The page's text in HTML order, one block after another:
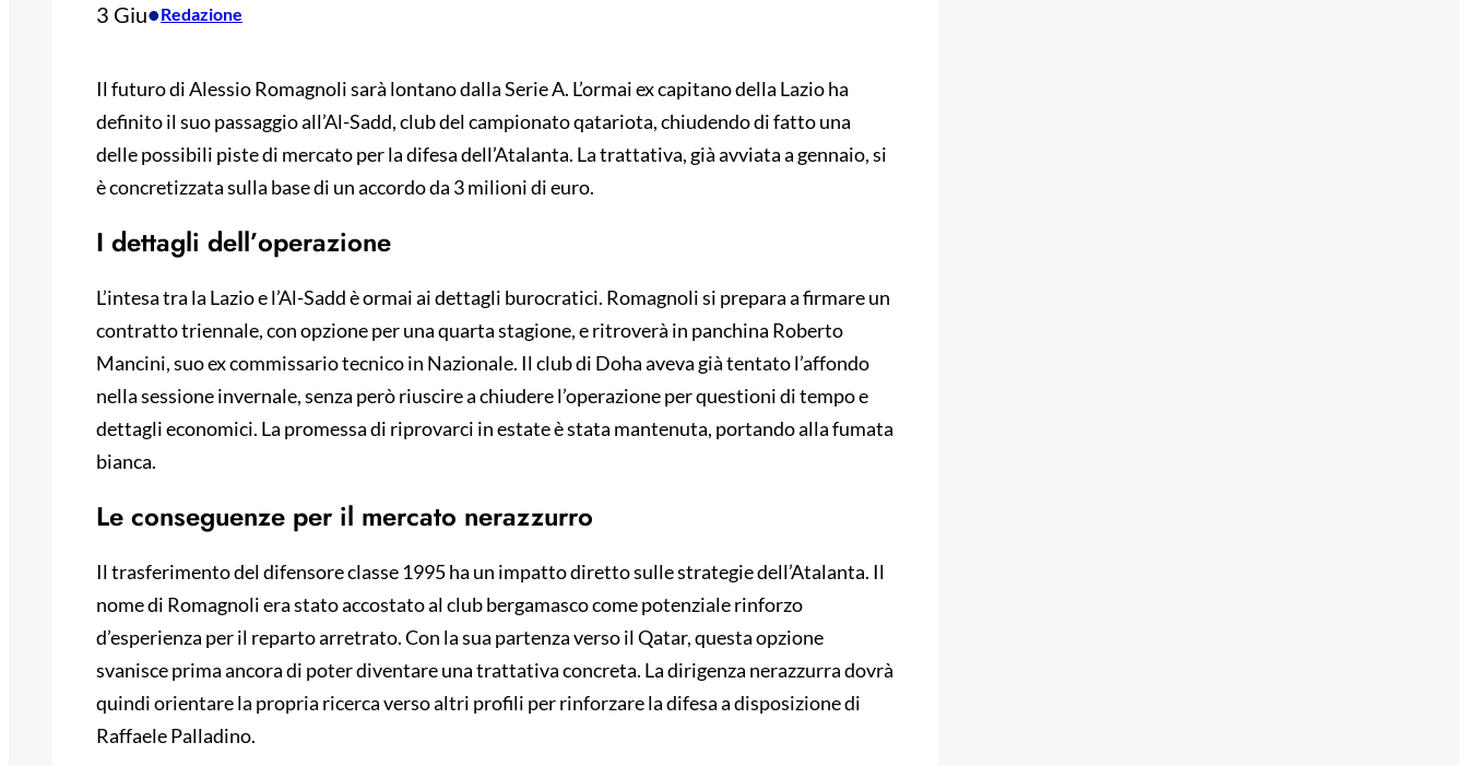
3 Giu•Redazione
Il futuro di Alessio Romagnoli sarà lontano dalla Serie A. L’ormai ex capitano della Lazio ha
definito il suo passaggio all’Al-Sadd, club del campionato qatariota, chiudendo di fatto una
delle possibili piste di mercato per la difesa dell’Atalanta. La trattativa, già avviata a gennaio, si
è concretizzata sulla base di un accordo da 3 milioni di euro.
I dettagli dell’operazione
L’intesa tra la Lazio e l’Al-Sadd è ormai ai dettagli burocratici. Romagnoli si prepara a firmare un
contratto triennale, con opzione per una quarta stagione, e ritroverà in panchina Roberto
Mancini, suo ex commissario tecnico in Nazionale. Il club di Doha aveva già tentato l’affondo
nella sessione invernale, senza però riuscire a chiudere l’operazione per questioni di tempo e
dettagli economici. La promessa di riprovarci in estate è stata mantenuta, portando alla fumata
bianca.
Le conseguenze per il mercato nerazzurro
Il trasferimento del difensore classe 1995 ha un impatto diretto sulle strategie dell’Atalanta. Il
nome di Romagnoli era stato accostato al club bergamasco come potenziale rinforzo
d’esperienza per il reparto arretrato. Con la sua partenza verso il Qatar, questa opzione
svanisce prima ancora di poter diventare una trattativa concreta. La dirigenza nerazzurra dovrà
quindi orientare la propria ricerca verso altri profili per rinforzare la difesa a disposizione di
Raffaele Palladino.